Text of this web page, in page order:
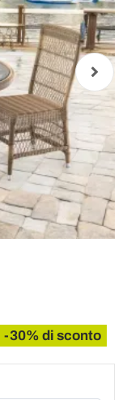
-30% di sconto